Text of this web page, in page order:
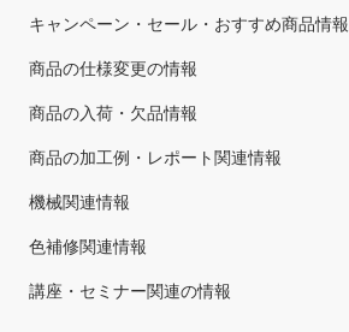
キャンペーン・セール・おすすめ商品情報
商品の仕様変更の情報
商品の入荷・欠品情報
商品の加工例・レポート関連情報
機械関連情報
色補修関連情報
講座・セミナー関連の情報